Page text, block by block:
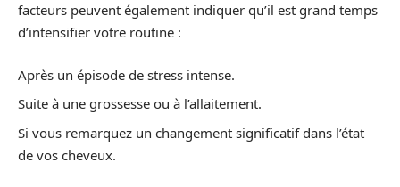
facteurs peuvent également indiquer qu’il est grand temps
d’intensifier votre routine :
Après un épisode de stress intense.
Suite à une grossesse ou à l’allaitement.
Si vous remarquez un changement significatif dans l’état
de vos cheveux.